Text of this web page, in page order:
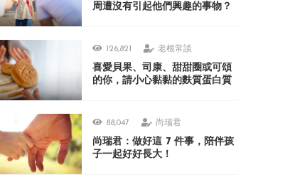
周遭沒有引起他們興趣的事物？
126,821 老根常談
喜愛貝果、司康、甜甜圈或可頌
的你，請小心黏黏的麩質蛋白質
88,047 尚瑞君
尚瑞君：做好這 7 件事，陪伴孩
子一起好好長大！